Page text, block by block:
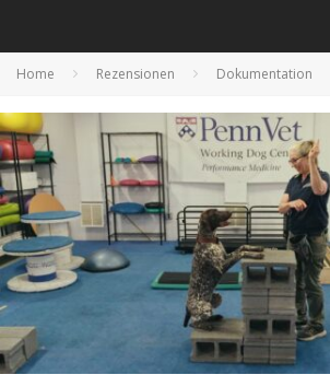
Home Rezensionen Dokumentation